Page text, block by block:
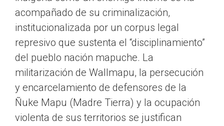
acompañado de su criminalización,
institucionalizada por un corpus legal
represivo que sustenta el “disciplinamiento”
del pueblo nación mapuche. La
militarización de Wallmapu, la persecución
y encarcelamiento de defensores de la
Ñuke Mapu (Madre Tierra) y la ocupación
violenta de sus territorios se justifican